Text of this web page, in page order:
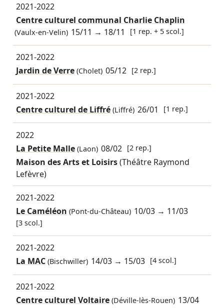
2021-2022
Centre culturel communal Charlie Chaplin
(Vaulx-en-Velin) 15/11 → 18/11 [1 rep. + 5 scol.]
2021-2022
Jardin de Verre(Cholet) 05/12 [2 rep.]
2021-2022
Centre culturel de Liffré(Liffré) 26/01 [1 rep.]
2022
La Petite Malle(Laon) 08/02 [2 rep.]
Maison des Arts et Loisirs(Théâtre Raymond
Lefèvre)
2021-2022
Le Caméléon (Pont-du-Château) 10/03 → 11/03
[3 scol.]
2021-2022
La MAC(Bischwiller) 14/03 → 15/03 [4 scol.]
2021-2022
Centre culturel Voltaire(Déville-lès-Rouen) 13/04